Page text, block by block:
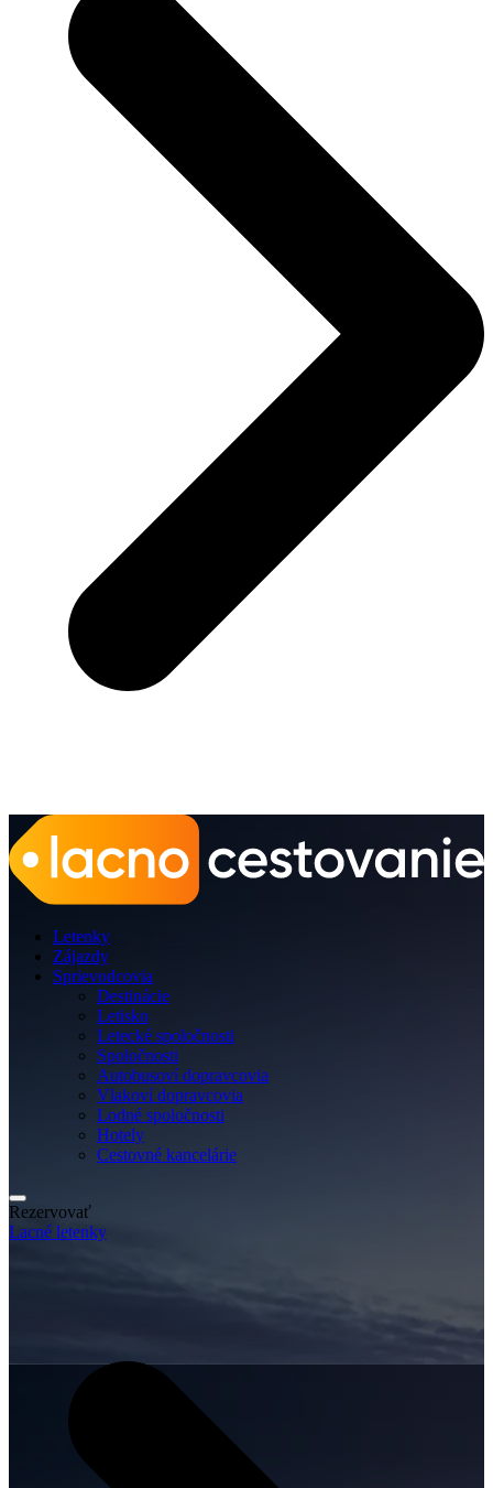
Letenky
Zájazdy
Sprievodcovia
Destinácie
Letisko
Letecké spoločnosti
Spoločnosti
Autobusoví dopravcovia
Vlakoví dopravcovia
Lodné spoločnosti
Hotely
Cestovné kancelárie
Rezervovať
Lacné letenky